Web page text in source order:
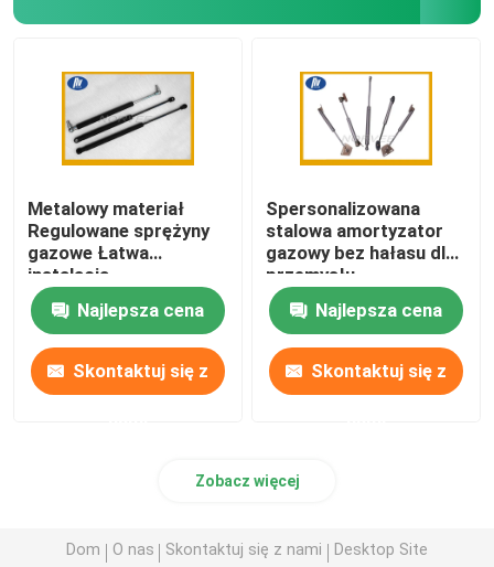
Metalowy materiał
Regulowane sprężyny
gazowe Łatwa
instalacja
Amortyzatory gazowe
bagażnika samochodu
Najlepsza cena
Skontaktuj się z
Spersonalizowana
stalowa amortyzator
gazowy bez hałasu dla
przemysłu
automatycznego /
mebli Najlepsza cena
Skontaktuj się z
Zobacz więcej
Dom O nas Skontaktuj się z nami Desktop Site